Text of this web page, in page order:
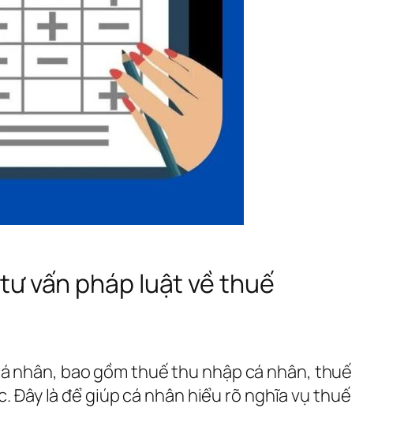
vấn pháp luật về thuế
nhân, bao gồm thuế thu nhập cá nhân, thuế
Đây là để giúp cá nhân hiểu rõ nghĩa vụ thuế